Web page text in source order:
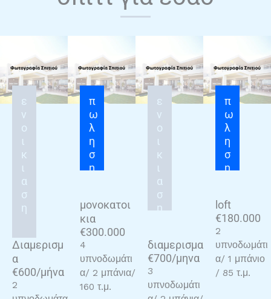
ε
ν
ο
ι
κ
ι
α
σ
η
Διαμερισμ
α
€600/μήνα
2
π
ω
λ
η
σ
η
μονοκατοι
κια
€300.000
4
υπνοδωμάτι
α/ 2 μπάνια/
160 τ.μ.
ε
ν
ο
ι
κ
ι
α
σ
η
διαμερισμα
€700/μηνα
3
υπνοδωμάτι
π
ω
λ
η
σ
η
loft
€180.000
2
υπνοδωμάτι
α/ 1 μπάνιο
/ 85 τ.μ.